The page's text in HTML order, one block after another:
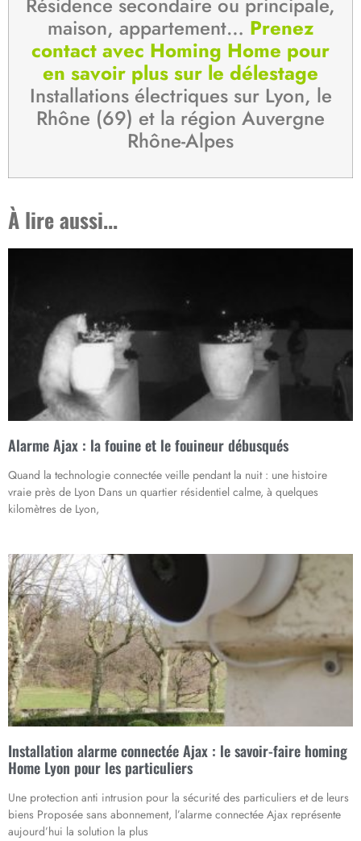
maison, appartement… Prenez
contact avec Homing Home pour
en savoir plus sur le délestage
Installations électriques sur Lyon, le
Rhône (69) et la région Auvergne
Rhône-Alpes
À lire aussi...
Alarme Ajax : la fouine et le fouineur débusqués
Quand la technologie connectée veille pendant la nuit : une histoire
vraie près de Lyon Dans un quartier résidentiel calme, à quelques
kilomètres de Lyon,
Installation alarme connectée Ajax : le savoir-faire homing
Home Lyon pour les particuliers
Une protection anti intrusion pour la sécurité des particuliers et de leurs
biens Proposée sans abonnement, l’alarme connectée Ajax représente
aujourd’hui la solution la plus